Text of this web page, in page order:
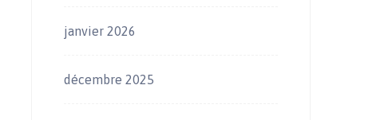
janvier 2026
décembre 2025